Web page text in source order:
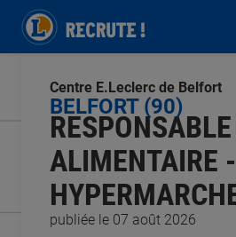
publiée le 07 août 2026
ALIMENTAIRE -
BELFORT (90)
Centre E.Leclerc de Belfort